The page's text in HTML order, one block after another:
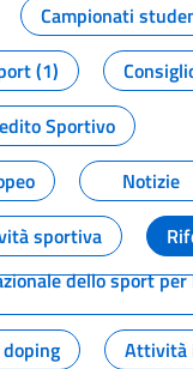
Campionati
(1)
Sportivo
Notizie
sportiva
dello sport
Attività